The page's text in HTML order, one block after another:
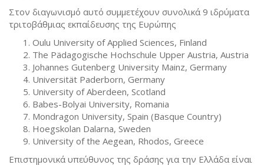
​Στον διαγωνισμό αυτό συμμετέχουν συνολικά 9 ιδρύματα
τριτοβάθμιας εκπαίδευσης της Ευρώπης
Oulu University of Applied Sciences, Finland
The Pädagogische Hochschule Upper Austria, Austria
Johannes Gutenberg University Mainz, Germany
Universität Paderborn, Germany
University of Aberdeen, Scotland
Babes-Bolyai University, Romania
Mondragon University, Spain (Basque Country)
Hoegskolan Dalarna, Sweden
University of the Aegean, Rhodos, Greece
Επιστημονικά υπεύθυνος της δράσης για την Ελλάδα είναι